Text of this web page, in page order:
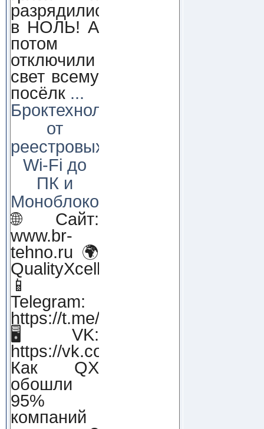
разрядились
в НОЛЬ! А
потом
отключили
свет всему
посёлк ...
Броктехнолоджи:
от
реестровых
Wi-Fi до
ПК и
Моноблоков!
🌐 Сайт:
www.br-
tehno.ru 🌍
QualityXcellence.ru
📱
Telegram:
https://t.me/qx_lab_IT
🖥 VK:
https://vk.com/qualityxcellenc
Как QX
обошли
95%
компаний